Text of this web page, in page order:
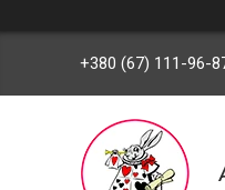
+380 (67) 111-96-